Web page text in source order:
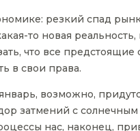
резкий спад
то новая
что все предстоящие
в свои права.
возможно,
затмений с
нас, наконец,